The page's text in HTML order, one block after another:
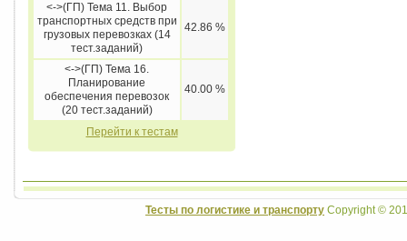
<->(ГП) Тема 11. Выбор
транспортных средств при
грузовых перевозках (14
тест.заданий)
42.86 %
<->(ГП) Тема 16.
Планирование
обеспечения перевозок
(20 тест.заданий)
40.00 %
Перейти к тестам
Тесты по логистике и транспорту Copyright ©